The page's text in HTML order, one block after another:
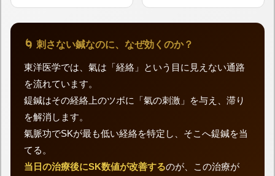
🌀 刺さない鍼なのに、なぜ効くのか？
東洋医学では、氣は「経絡」という目に見えない通路
を流れています。
鍉鍼はその経絡上のツボに「氣の刺激」を与え、滞り
を解消します。
氣脈功でSKが最も低い経絡を特定し、そこへ鍉鍼を当
てる。
当日の治療後にSK数値が改善するのが、この治療が